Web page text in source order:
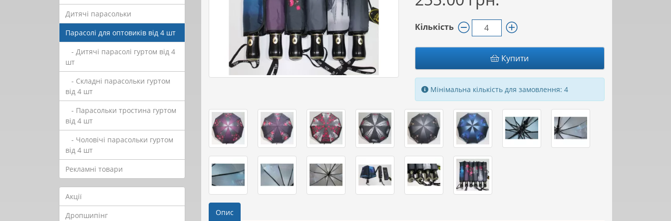
Дитячі парасольки
Парасолі для оптовиків від 4 шт
- Дитячі парасолі гуртом від 4
шт
- Складні парасольки гуртом
від 4 шт
- Парасольки тростина гуртом
від 4 шт
- Чоловічі парасольки гуртом
від 4 шт
Рекламні товари
Акції
Дропшипінг
Кількість
Купити
Мінімальна кількість для замовлення: 4
Опис